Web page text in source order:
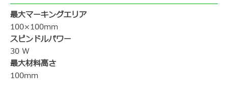
最大マーキングエリア
100×100mm
スピンドルパワー
30 W
最大材料高さ
100mm